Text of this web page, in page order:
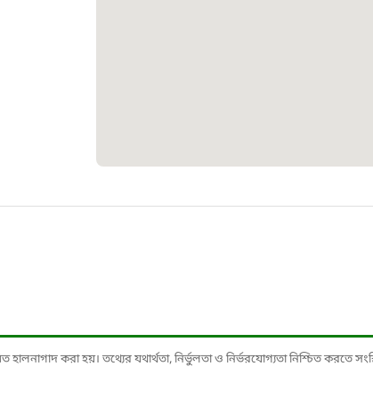
১৬১০৯
বাংলাদেশ কর্মচারী
১৬১১৩
করা হয়। তথ্যের যথার্থতা, নির্ভুলতা ও নির্ভরযোগ্যতা নিশ্চিত করতে